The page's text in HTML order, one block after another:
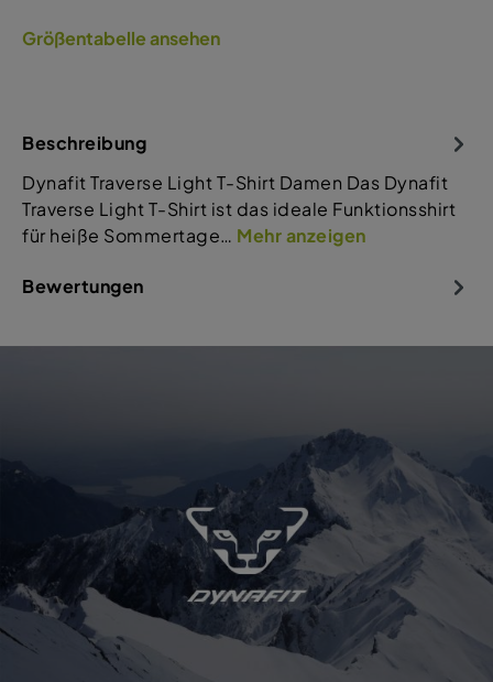
Größentabelle ansehen
Beschreibung
Dynafit Traverse Light T-Shirt Damen Das Dynafit
Traverse Light T-Shirt ist das ideale Funktionsshirt
für heiße Sommertage… Mehr anzeigen
Bewertungen